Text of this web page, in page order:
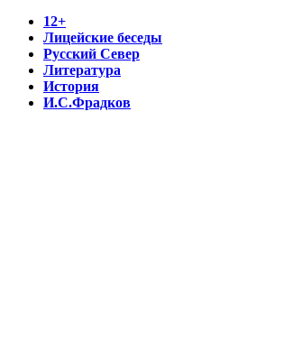
12+
Лицейские беседы
Русский Север
Литература
История
И.С.Фрадков